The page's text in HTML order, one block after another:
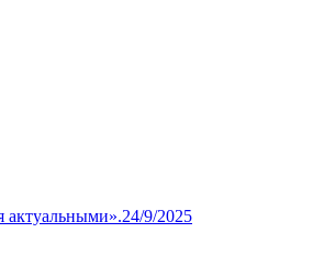
актуальными».24/9/2025